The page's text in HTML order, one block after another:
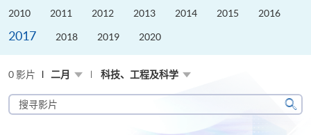
2010 2011 2012 2013 2014 2015 2016
2017 2018 2019 2020
0 影片 二月 科技、工程及科学
搜
寻
搜